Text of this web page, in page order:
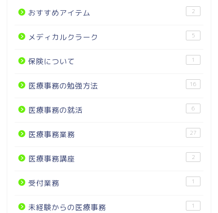
おすすめアイテム 2
メディカルクラーク 5
保険について 1
医療事務の勉強方法 16
医療事務の就活 6
医療事務業務 27
医療事務講座 2
受付業務 1
未経験からの医療事務 1